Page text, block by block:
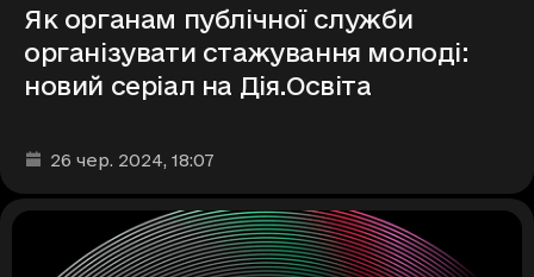
Як органам публічної служби
організувати стажування молоді:
новий серіал на Дія.Освіта
Дата та час публікації
26 чер. 2024, 18:07